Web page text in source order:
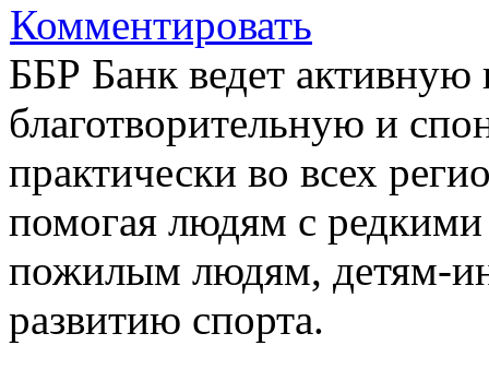
Комментировать
ББР Банк ведет
благотворительную и
практически во всех
помогая людям с
пожилым людям, детям-
развитию спорта.